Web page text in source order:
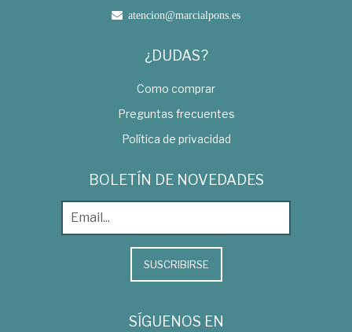
atencion@marcialpons.es
¿DUDAS?
Como comprar
Preguntas frecuentes
Política de privacidad
BOLETÍN DE NOVEDADES
SUSCRIBIRSE
SÍGUENOS EN